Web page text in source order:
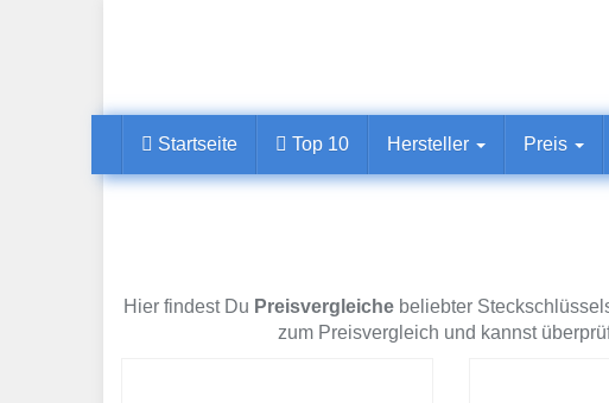
Startseite Top 10 Hersteller Preis
Hier findest Du Preisvergleiche beliebter
zum Preisvergleich und kannst